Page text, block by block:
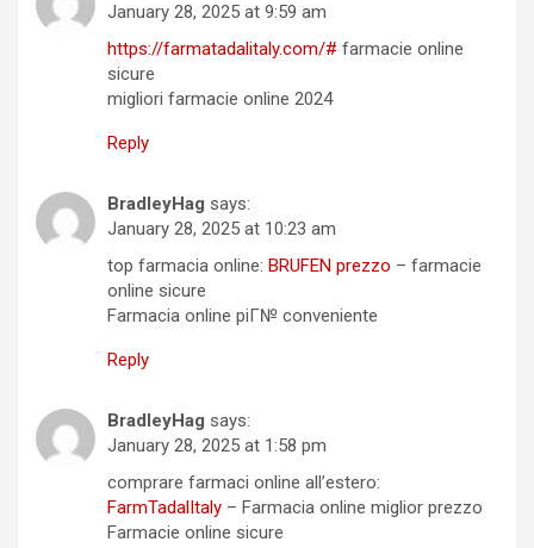
January 28, 2025 at 9:59 am
https://farmatadalitaly.com/# farmacie online
sicure
migliori farmacie online 2024
Reply
BradleyHag says:
January 28, 2025 at 10:23 am
top farmacia online: BRUFEN prezzo – farmacie
online sicure
Farmacia online piГ№ conveniente
Reply
BradleyHag says:
January 28, 2025 at 1:58 pm
comprare farmaci online all’estero:
FarmTadalItaly – Farmacia online miglior prezzo
Farmacie online sicure